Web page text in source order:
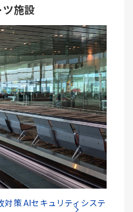
ツ施設
対策 AIセキュリティシステ